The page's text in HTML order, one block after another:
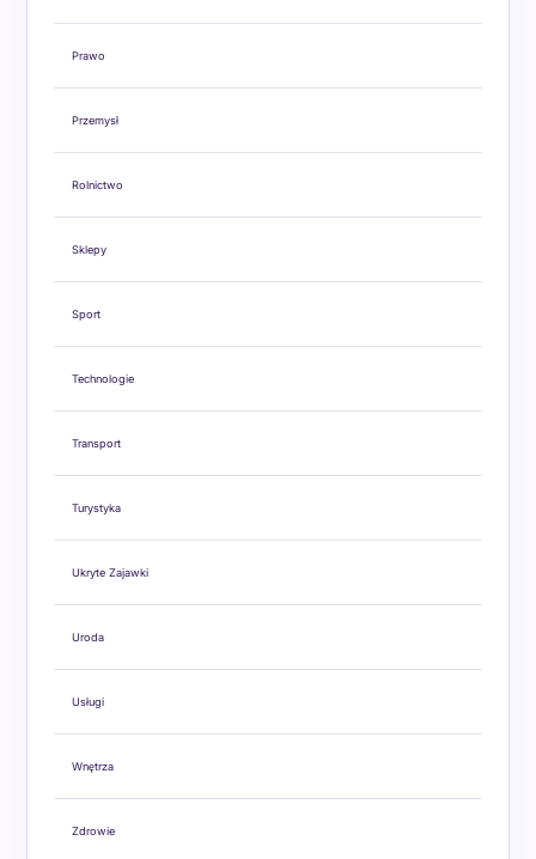
Prawo
Przemysł
Rolnictwo
Sklepy
Sport
Technologie
Transport
Turystyka
Ukryte Zajawki
Uroda
Usługi
Wnętrza
Zdrowie